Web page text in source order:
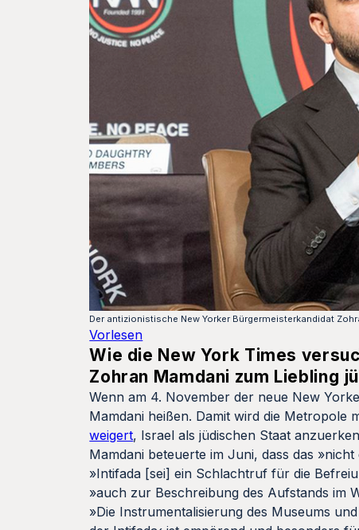
Der antizionistische New Yorker Bürgermeisterkandidat
Vorlesen
Wie die New York Times
Zohran Mamdani zum Liebling
Wenn am 4. November der neue New
Mamdani heißen. Damit wird die Metropole
weigert, Israel als jüdischen Staat
Mamdani beteuerte im Juni, dass das
»Intifada [sei] ein Schlachtruf für die
»auch zur Beschreibung des Aufstands im
»Die Instrumentalisierung des Museums